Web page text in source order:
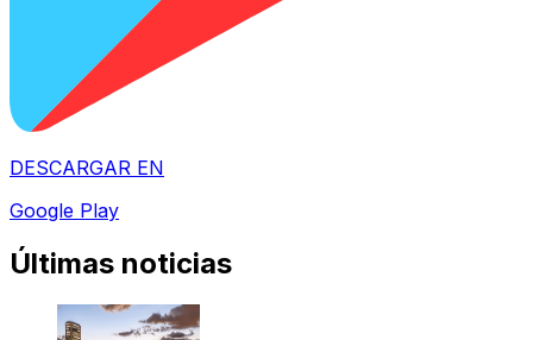
DESCARGAR EN
Google Play
Últimas noticias